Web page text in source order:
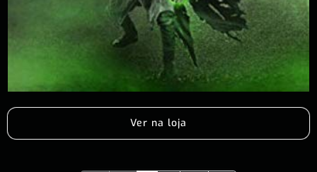
Ver na loja